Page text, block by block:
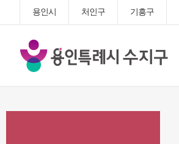
용인시 처인구 기흥구
용
인
특
시